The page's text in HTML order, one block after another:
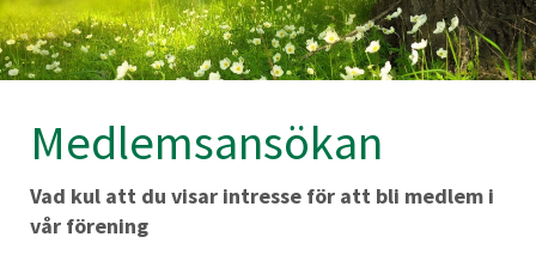
Medlemsansökan
Vad kul att du visar intresse för att bli medlem i
vår förening